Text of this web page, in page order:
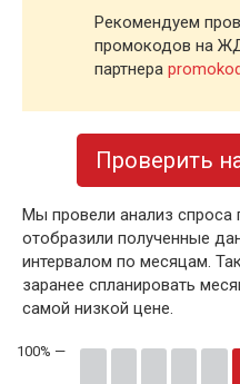
Рекомендуем
промокодов на
партнера
Проверить
Мы провели анализ спроса
отобразили полученные
интервалом по месяцам.
заранее спланировать
самой низкой цене.